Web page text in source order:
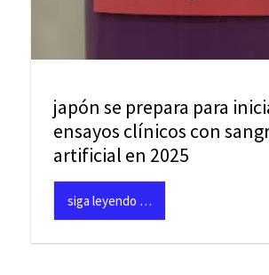
japón se prepara para
ensayos clínicos con
artificial en 2025
siga leyendo …